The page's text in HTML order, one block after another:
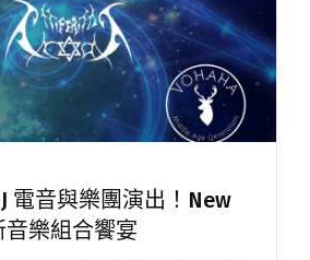
電音與樂團演出！New
樂組合饗宴